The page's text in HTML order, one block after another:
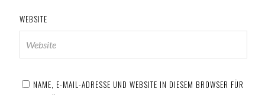
WEBSITE
NAME, E-MAIL-ADRESSE UND WEBSITE IN DIESEM BROWSER FÜR